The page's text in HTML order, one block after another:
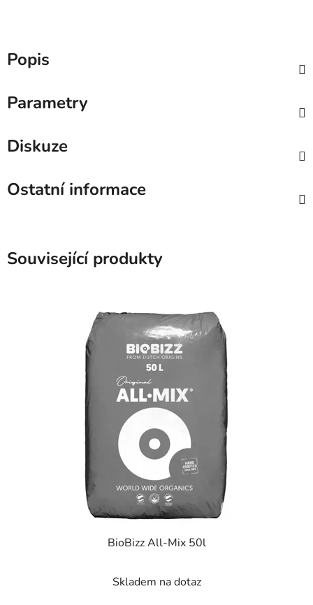
Popis
Parametry
Diskuze
Ostatní informace
Související produkty
BioBizz All-Mix 50l
Skladem na dotaz